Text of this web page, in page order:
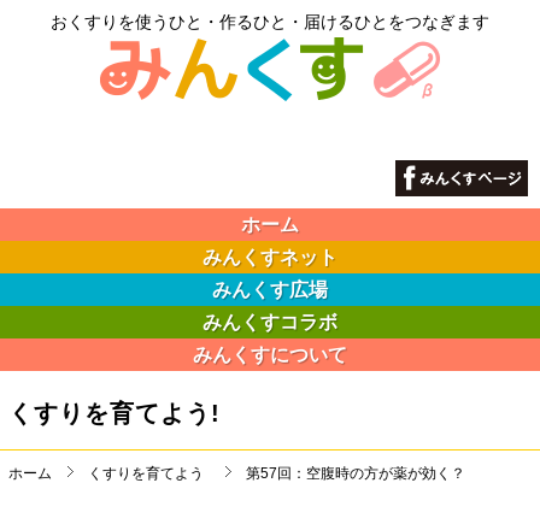
おくすりを使うひと・作るひと・届けるひとをつなぎます
ホーム
みんくすネット
みんくす広場
みんくすコラボ
みんくすについて
くすりを育てよう!
ホーム くすりを育てよう 第57回：空腹時の方が薬が効く？